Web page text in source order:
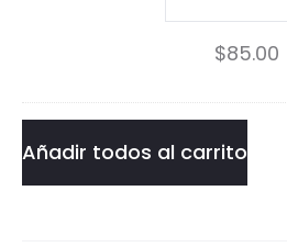
a
Frida
cantidad
$85.00
Añadir todos al carrito